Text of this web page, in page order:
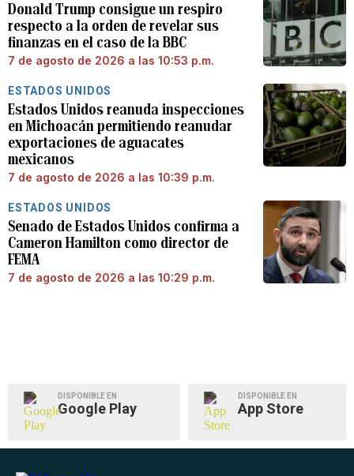
Donald Trump consigue un respiro
respecto a la orden de revelar sus
finanzas en el caso de la BBC
7 de agosto de 2026 a las 10:53 p.m.
ESTADOS UNIDOS
Estados Unidos reanuda inspecciones
en Michoacán permitiendo reanudar
exportaciones de aguacates
mexicanos
7 de agosto de 2026 a las 10:39 p.m.
ESTADOS UNIDOS
Senado de Estados Unidos confirma a
Cameron Hamilton como director de
FEMA
7 de agosto de 2026 a las 10:29 p.m.
DISPONIBLE EN
Google Play
DISPONIBLE EN
App Store